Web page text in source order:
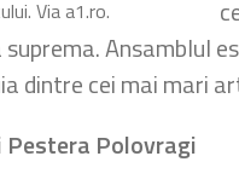
Via a1.ro.
Ansamblul
dintre cei mai mari
Pestera Polovragi